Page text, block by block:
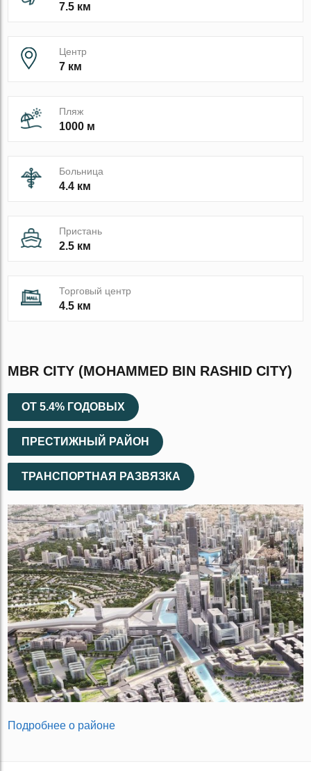
7.5 км
Центр
7 км
Пляж
1000 м
Больница
4.4 км
Пристань
2.5 км
Торговый центр
4.5 км
MBR CITY (MOHAMMED BIN RASHID CITY)
ОТ 5.4% ГОДОВЫХ
ПРЕСТИЖНЫЙ РАЙОН
ТРАНСПОРТНАЯ РАЗВЯЗКА
Подробнее о районе